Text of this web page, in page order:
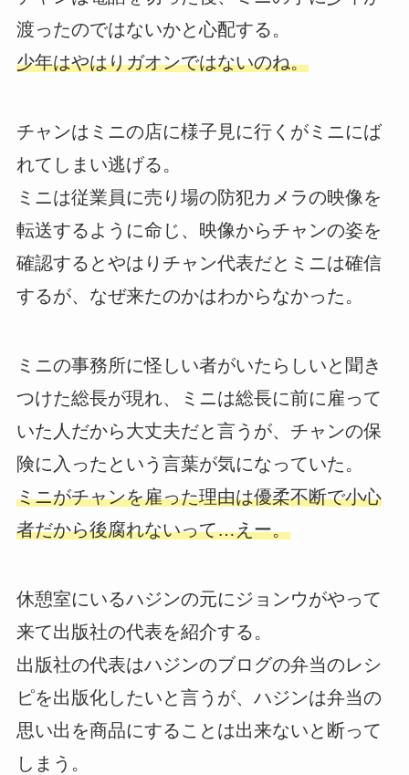
渡ったのではないかと心配する。
少年はやはりガオンではないのね。
チャンはミニの店に様子見に行くがミニにば
れてしまい逃げる。
ミニは従業員に売り場の防犯カメラの映像を
転送するように命じ、映像からチャンの姿を
確認するとやはりチャン代表だとミニは確信
するが、なぜ来たのかはわからなかった。
ミニの事務所に怪しい者がいたらしいと聞き
つけた総長が現れ、ミニは総長に前に雇って
いた人だから大丈夫だと言うが、チャンの保
険に入ったという言葉が気になっていた。
ミニがチャンを雇った理由は優柔不断で小心
者だから後腐れないって…えー。
休憩室にいるハジンの元にジョンウがやって
来て出版社の代表を紹介する。
出版社の代表はハジンのブログの弁当のレシ
ピを出版化したいと言うが、ハジンは弁当の
思い出を商品にすることは出来ないと断って
しまう。